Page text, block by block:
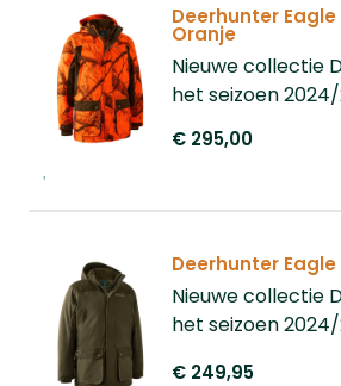
manchetten en
actieve jacht in
Deerhunter
Oranje
Nieuwe collectie
het seizoen
€ 295,00
Deerhunter
Nieuwe collectie
het seizoen
€ 249,95